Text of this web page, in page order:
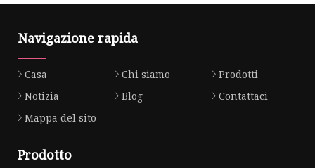
Navigazione rapida
Casa Chi siamo
Prodotti
Notizia
Blog
Contattaci
Mappa del sito
Prodotto